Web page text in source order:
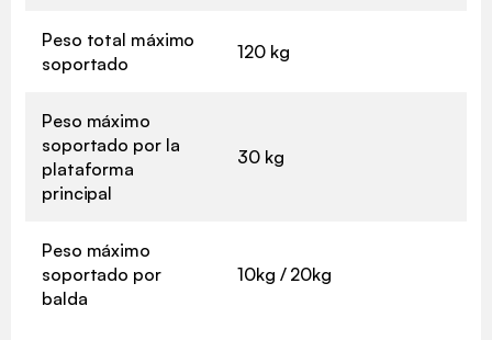
Peso total máximo
soportado
120 kg
Peso máximo
soportado por la
plataforma
principal
30 kg
Peso máximo
soportado por
balda
10kg / 20kg